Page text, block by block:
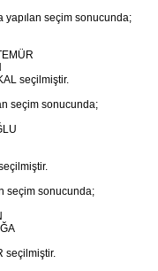
yapılan seçim sonucunda;
seçilmiştir.
seçim sonucunda;
seçim sonucunda;
seçilmiştir.